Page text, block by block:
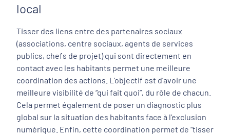
local
Tisser des liens entre des partenaires sociaux
(associations, centre sociaux, agents de services
publics, chefs de projet) qui sont directement en
contact avec les habitants permet une meilleure
coordination des actions. L’objectif est d’avoir une
meilleure visibilité de “qui fait quoi”, du rôle de chacun.
Cela permet également de poser un diagnostic plus
global sur la situation des habitants face à l’exclusion
numérique. Enfin, cette coordination permet de “tisser